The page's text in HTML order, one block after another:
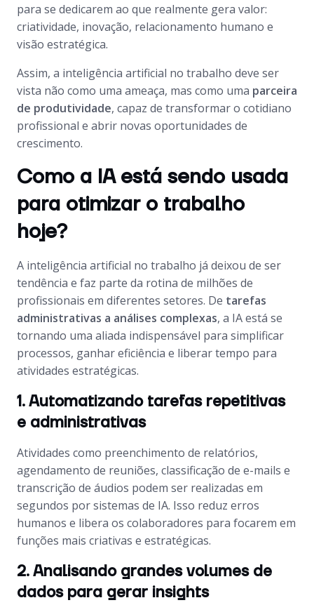
para se dedicarem ao que realmente gera valor:
criatividade, inovação, relacionamento humano e
visão estratégica.
Assim, a inteligência artificial no trabalho deve ser
vista não como uma ameaça, mas como uma parceira
de produtividade, capaz de transformar o cotidiano
profissional e abrir novas oportunidades de
crescimento.
Como a IA está sendo usada
para otimizar o trabalho
hoje?
A inteligência artificial no trabalho já deixou de ser
tendência e faz parte da rotina de milhões de
profissionais em diferentes setores. De tarefas
administrativas a análises complexas, a IA está se
tornando uma aliada indispensável para simplificar
processos, ganhar eficiência e liberar tempo para
atividades estratégicas.
1. Automatizando tarefas repetitivas
e administrativas
Atividades como preenchimento de relatórios,
agendamento de reuniões, classificação de e-mails e
transcrição de áudios podem ser realizadas em
segundos por sistemas de IA. Isso reduz erros
humanos e libera os colaboradores para focarem em
funções mais criativas e estratégicas.
2. Analisando grandes volumes de
dados para gerar insights